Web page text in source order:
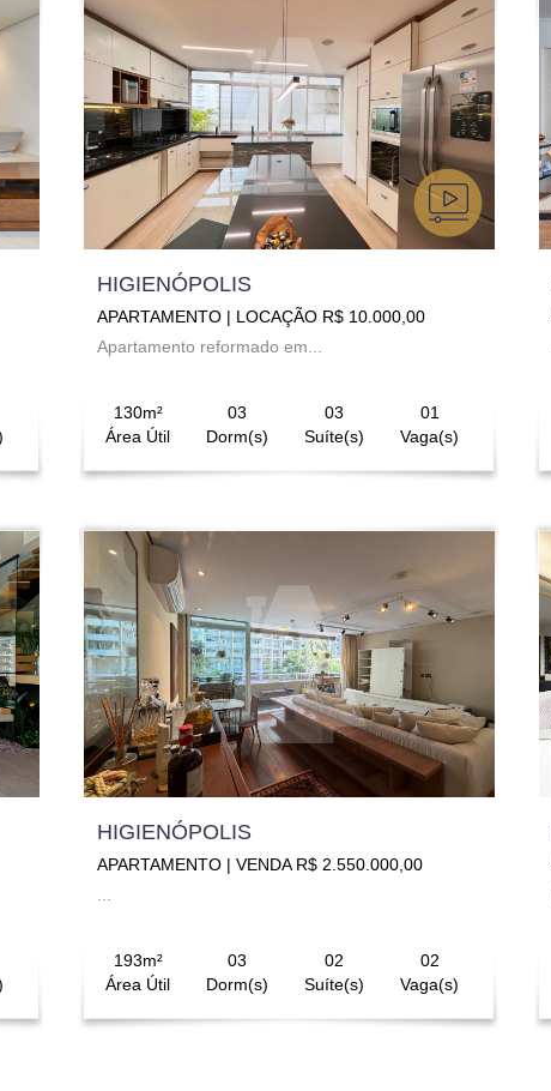
HIGIENÓPOLIS
APARTAMENTO | LOCAÇÃO R$ 10.000,00
Apartamento reformado em...
130m²
Área Útil
03
Dorm(s)
03
Suíte(s)
01
Vaga(s)
HIGIENÓPOLIS
APARTAMENTO | VENDA R$ 2.550.000,00
193m²
Área Útil
03
Dorm(s)
02
Suíte(s)
02
Vaga(s)